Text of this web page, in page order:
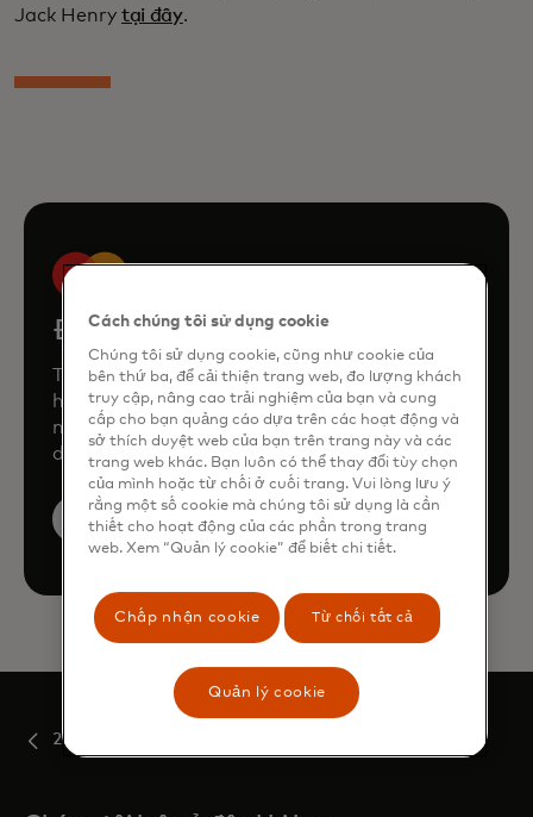
Jack Henry tại đây.
Đặt bản demo
Tham khảo ý kiến nhóm của chúng tôi để tìm
hiểu cách Mastercard có thể nâng cao doanh
nghiệp của bạn thông qua các sản phẩm và
dịch vụ của chúng tôi.
Đặt bản demo
2021
Cách chúng tôi sử dụng cookie
Chúng tôi sử dụng cookie, cũng như cookie của
bên thứ ba, để cải thiện trang web, đo lượng khách
truy cập, nâng cao trải nghiệm của bạn và cung
cấp cho bạn quảng cáo dựa trên các hoạt động và
sở thích duyệt web của bạn trên trang này và các
trang web khác. Bạn luôn có thể thay đổi tùy chọn
của mình hoặc từ chối ở cuối trang. Vui lòng lưu ý
rằng một số cookie mà chúng tôi sử dụng là cần
thiết cho hoạt động của các phần trong trang
web. Xem “Quản lý cookie” để biết chi tiết.
Chấp nhận cookie Từ chối tất cả
Quản lý cookie